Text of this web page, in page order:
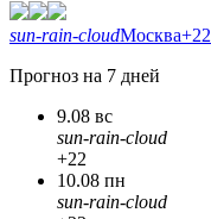
sun-rain-cloudМосква+22
Прогноз на 7 дней
9.08 вс
sun-rain-cloud
+22
10.08 пн
sun-rain-cloud